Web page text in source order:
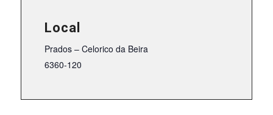
Local
Prados – Celorico da Beira
6360-120